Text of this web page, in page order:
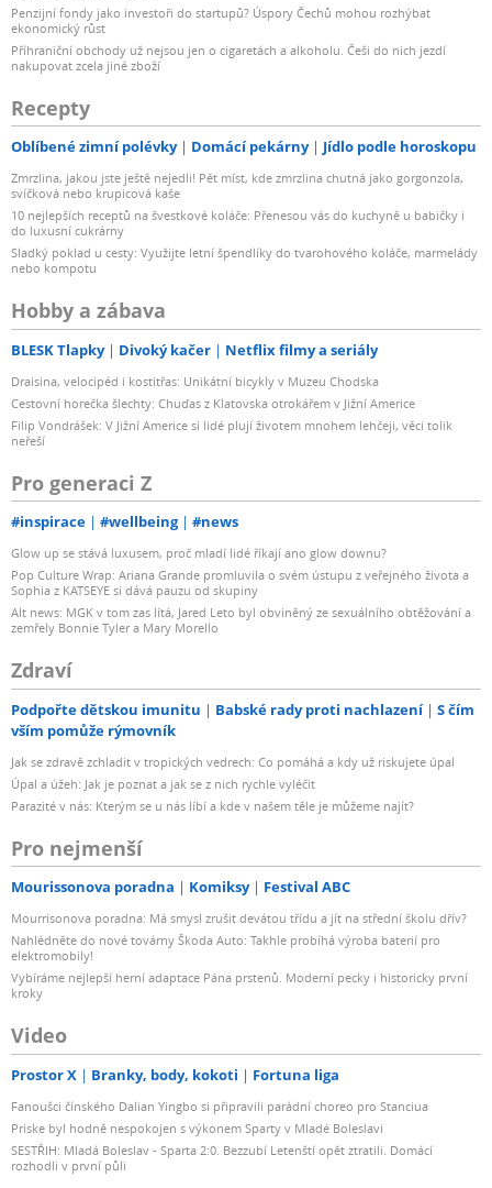
Penzijní fondy jako investoři do startupů? Úspory Čechů mohou rozhýbat
ekonomický růst
Příhraniční obchody už nejsou jen o cigaretách a alkoholu. Češi do nich jezdí
nakupovat zcela jiné zboží
Recepty
Oblíbené zimní polévky Domácí pekárny Jídlo podle horoskopu
Zmrzlina, jakou jste ještě nejedli! Pět míst, kde zmrzlina chutná jako gorgonzola,
svíčková nebo krupicová kaše
10 nejlepších receptů na švestkové koláče: Přenesou vás do kuchyně u babičky i
do luxusní cukrárny
Sladký poklad u cesty: Využijte letní špendlíky do tvarohového koláče, marmelády
nebo kompotu
Hobby a zábava
BLESK Tlapky Divoký kačer Netflix filmy a seriály
Draisina, velocipéd i kostitřas: Unikátní bicykly v Muzeu Chodska
Cestovní horečka šlechty: Chuďas z Klatovska otrokářem v Jižní Americe
Filip Vondrášek: V Jižní Americe si lidé plují životem mnohem lehčeji, věci tolik
neřeší
Pro generaci Z
#inspirace #wellbeing #news
Glow up se stává luxusem, proč mladí lidé říkají ano glow downu?
Pop Culture Wrap: Ariana Grande promluvila o svém ústupu z veřejného života a
Sophia z KATSEYE si dává pauzu od skupiny
Alt news: MGK v tom zas lítá, Jared Leto byl obviněný ze sexuálního obtěžování a
zemřely Bonnie Tyler a Mary Morello
Zdraví
Podpořte dětskou imunitu Babské rady proti nachlazení
S čím
vším pomůže rýmovník
Jak se zdravě zchladit v tropických vedrech: Co pomáhá a kdy už riskujete úpal
Úpal a úžeh: Jak je poznat a jak se z nich rychle vyléčit
Parazité v nás: Kterým se u nás líbí a kde v našem těle je můžeme najít?
Pro nejmenší
Mourissonova poradna Komiksy Festival ABC
Mourrisonova poradna: Má smysl zrušit devátou třídu a jít na střední školu dřív?
Nahlédněte do nové továrny Škoda Auto: Takhle probíhá výroba baterií pro
elektromobily!
Vybíráme nejlepší herní adaptace Pána prstenů. Moderní pecky i historicky první
kroky
Video
Prostor X Branky, body, kokoti Fortuna liga
Fanoušci čínského Dalian Yingbo si připravili parádní choreo pro Stanciua
Priske byl hodně nespokojen s výkonem Sparty v Mladé Boleslavi
SESTŘIH: Mladá Boleslav - Sparta 2:0. Bezzubí Letenští opět ztratili. Domácí
rozhodli v první půli